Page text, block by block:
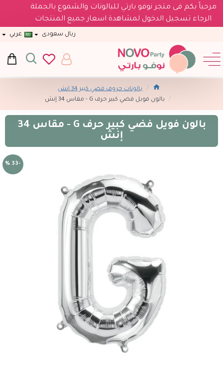
مرحباً بكم فى متجر نوفو بارتي للبالونات والشموع بالجملة
الرجاء تسجيل الدخول لمشاهدة اسعار جميع المنتجات
ريال سعودى عربي
بالونات حروف فضي كبير 34 انش
بالون فويل فضي كبير حرف G - مقاس 34 إنش
بالون فويل فضي كبير حرف G - مقاس 34
إنش
-33 %